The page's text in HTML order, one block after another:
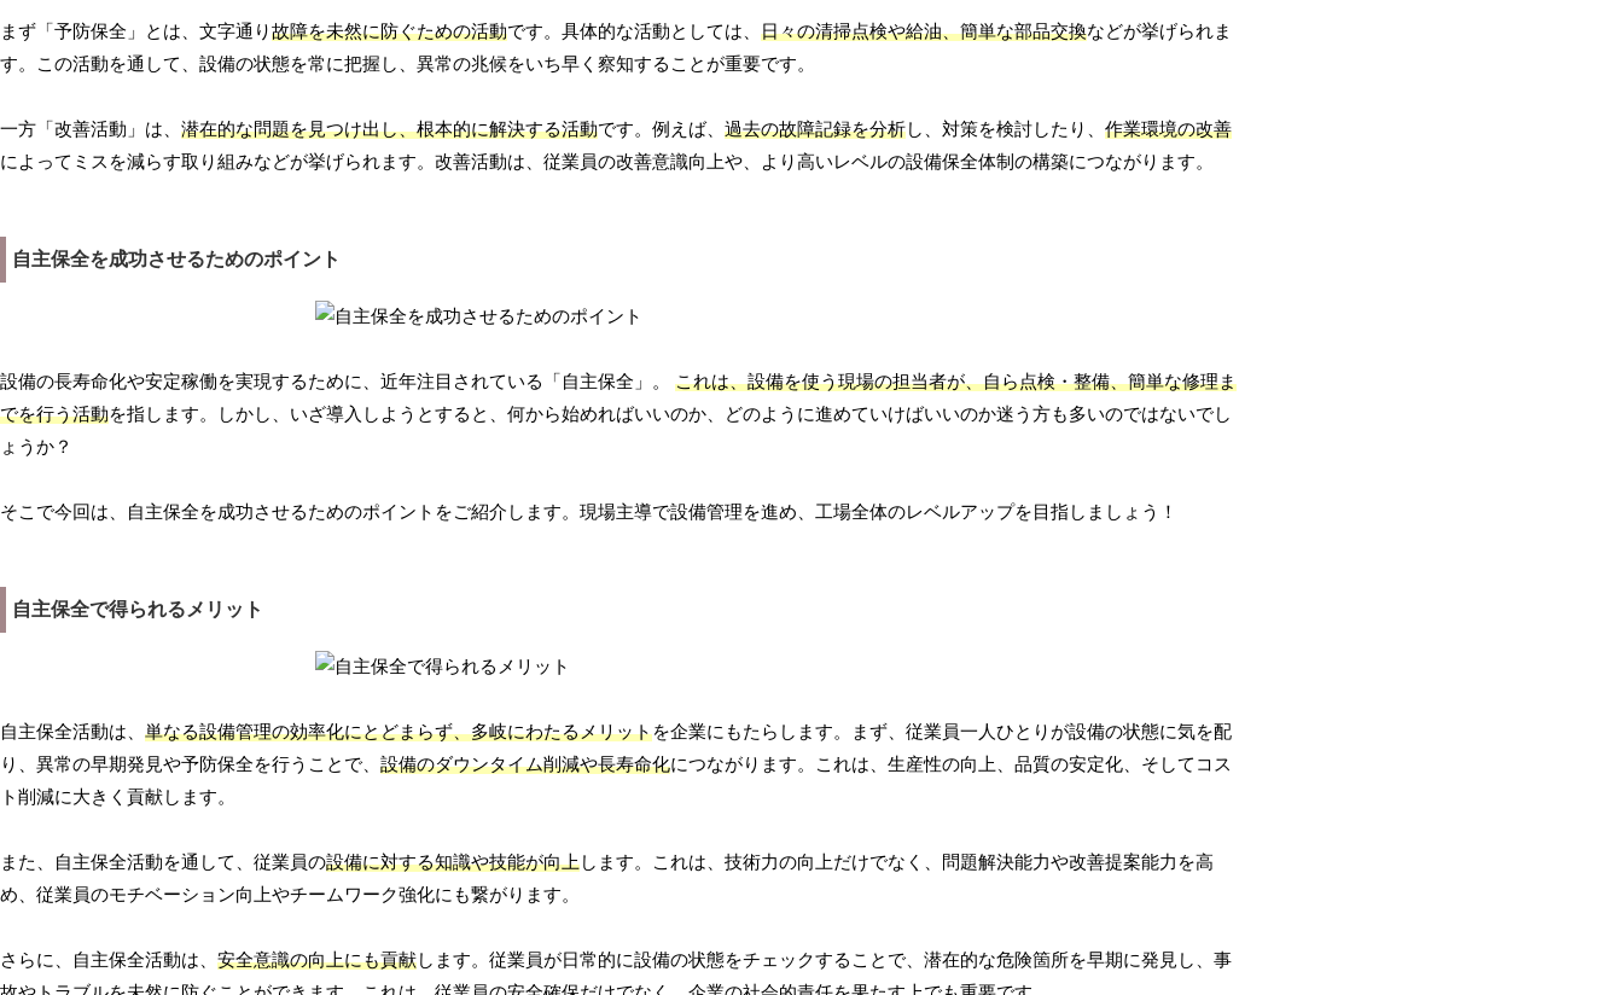
まず「予防保全」とは、文字通り故障を未然に防ぐための活動です。具体的な活動としては、 日々の清掃点検や給油、簡単な部品交換などが挙げられま
す。この活動を通して、設備の状態を常に把握し、異常の兆候をいち早く察知することが重要です。
一方「改善活動」は、 潜在的な問題を見つけ出し、根本的に解決する活動です。例えば、 過去の故障記録を分析し、対策を検討したり、 作業環境の改善
によってミスを減らす取り組みなどが挙げられます。改善活動は、従業員の改善意識向上や、より高いレベルの設備保全体制の構築につながります。
自主保全を成功させるためのポイント
設備の長寿命化や安定稼働を実現するために、近年注目されている「自主保全」。 これは、設備を使う現場の担当者が、自ら点検・整備、簡単な修理ま
でを行う活動を指します。しかし、いざ導入しようとすると、何から始めればいいのか、どのように進めていけばいいのか迷う方も多いのではないでし
ょうか？
そこで今回は、自主保全を成功させるためのポイントをご紹介します。現場主導で設備管理を進め、工場全体のレベルアップを目指しましょう！
自主保全で得られるメリット
自主保全活動は、 単なる設備管理の効率化にとどまらず、多岐にわたるメリットを企業にもたらします。まず、従業員一人ひとりが設備の状態に気を配
り、異常の早期発見や予防保全を行うことで、 設備のダウンタイム削減や長寿命化につながります。これは、生産性の向上、品質の安定化、そしてコス
ト削減に大きく貢献します。
また、自主保全活動を通して、従業員の設備に対する知識や技能が向上します。これは、技術力の向上だけでなく、問題解決能力や改善提案能力を高
め、従業員のモチベーション向上やチームワーク強化にも繋がります。
さらに、自主保全活動は、 安全意識の向上にも貢献します。従業員が日常的に設備の状態をチェックすることで、潜在的な危険箇所を早期に発見し、事